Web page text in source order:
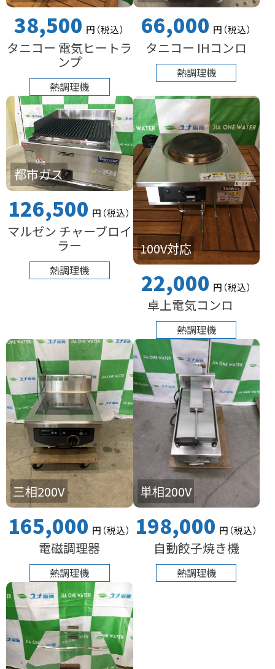
38,500 円（税込）
タニコー 電気ヒートラ
ンプ
熱調理機
66,000 円（税込）
タニコー IHコンロ
熱調理機
都市ガス
126,500 円（税込）
マルゼン チャーブロイ
ラー
熱調理機
100V対応
22,000 円（税込）
卓上電気コンロ
熱調理機
三相200V
165,000 円（税込）
電磁調理器
熱調理機
単相200V
198,000 円（税込）
自動餃子焼き機
熱調理機